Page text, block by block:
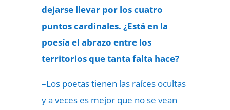
dejarse llevar por los cuatro
puntos cardinales. ¿Está en la
poesía el abrazo entre los
territorios que tanta falta hace?
–Los poetas tienen las raíces ocultas
y a veces es mejor que no se vean